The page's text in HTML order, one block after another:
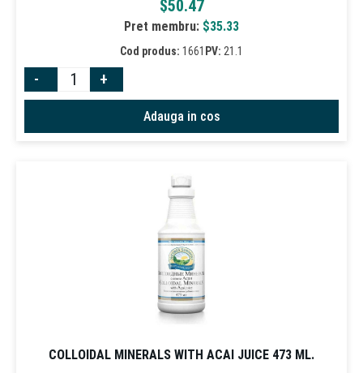
$50.47
Pret membru: $35.33
Cod produs: 1661 PV: 21.1
- +
Adauga in cos
COLLOIDAL MINERALS WITH ACAI JUICE 473 ML.